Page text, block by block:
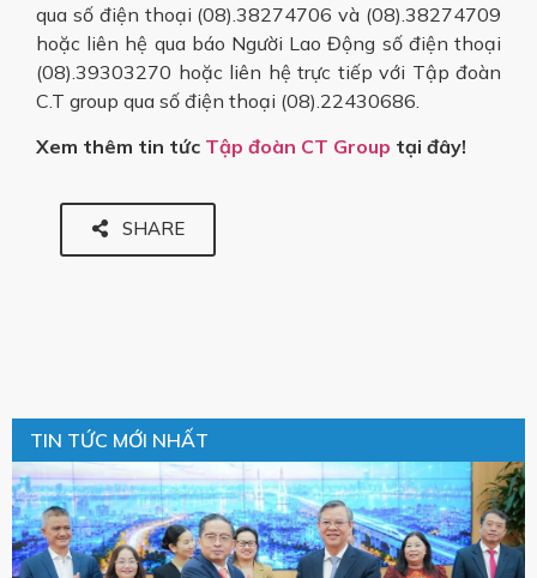
qua số điện thoại (08).38274706 và (08).38274709
hoặc liên hệ qua báo Người Lao Động số điện thoại
(08).39303270 hoặc liên hệ trực tiếp với Tập đoàn
C.T group qua số điện thoại (08).22430686.
Xem thêm tin tức Tập đoàn CT Group tại đây!
SHARE
TIN TỨC MỚI NHẤT